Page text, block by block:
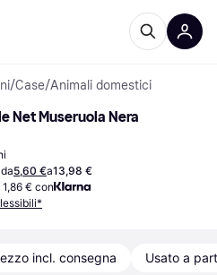
/Case/Animali domestici
Net Museruola Nera
5,60 €a13,98 €
€ con
incl. consegna Usato a